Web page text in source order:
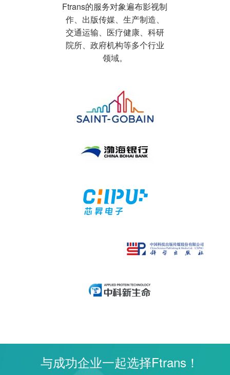
Ftrans的服务对象遍布影视制
作、出版传媒、生产制造、
交通运输、医疗健康、科研
院所、政府机构等多个行业
领域。
与成功企业一起选择Ftrans！